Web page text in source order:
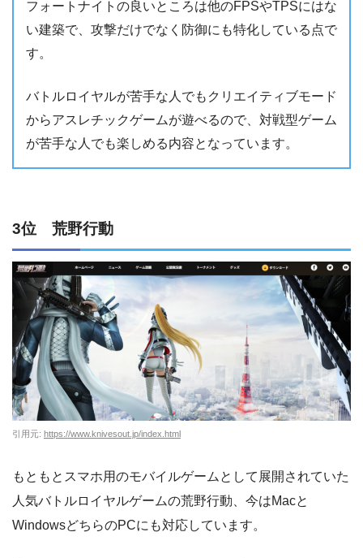
フォートナイトの良いところは他のFPSやTPSにはな
い建築で、攻撃だけでなく防御にも特化している点で
す。
バトルロイヤルが苦手な人でもクリエイティブモード
からアスレチックゲームが遊べるので、対戦型ゲーム
が苦手な人でも楽しめる内容となっています。
3位 荒野行動
引用元: https://www.knivesout.jp/index.html
もともとスマホ用のモバイルゲームとして展開されていた
人気バトルロイヤルゲームの荒野行動、今はMacと
WindowsどちらのPCにも対応しています。